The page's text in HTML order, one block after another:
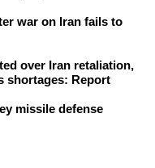
war on Iran fails to
over Iran retaliation,
shortages: Report
missile defense